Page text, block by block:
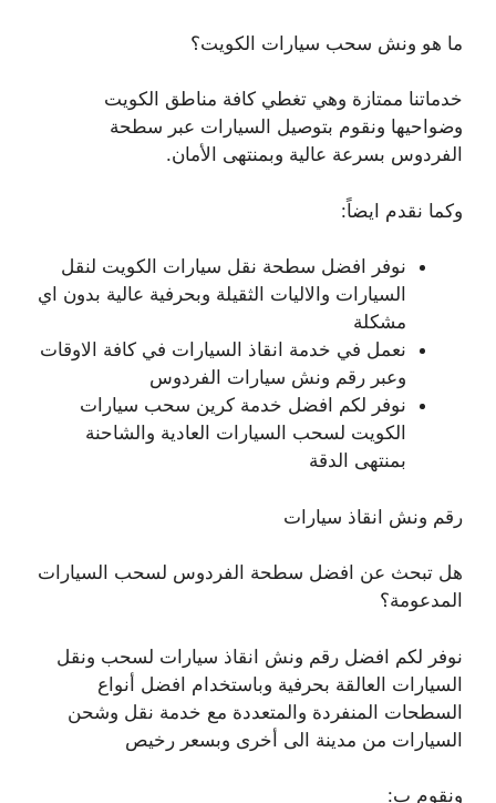
ما هو ونش سحب سيارات الكويت؟
خدماتنا ممتازة وهي تغطي كافة مناطق الكويت
وضواحيها ونقوم بتوصيل السيارات عبر سطحة
الفردوس بسرعة عالية وبمنتهى الأمان.
وكما نقدم ايضاً:
نوفر افضل سطحة نقل سيارات الكويت لنقل
السيارات والاليات الثقيلة وبحرفية عالية بدون اي
مشكلة
نعمل في خدمة انقاذ السيارات في كافة الاوقات
وعبر رقم ونش سيارات الفردوس
نوفر لكم افضل خدمة كرين سحب سيارات
الكويت لسحب السيارات العادية والشاحنة
بمنتهى الدقة
رقم ونش انقاذ سيارات
هل تبحث عن افضل سطحة الفردوس لسحب السيارات
المدعومة؟
نوفر لكم افضل رقم ونش انقاذ سيارات لسحب ونقل
السيارات العالقة بحرفية وباستخدام افضل أنواع
السطحات المنفردة والمتعددة مع خدمة نقل وشحن
السيارات من مدينة الى أخرى وبسعر رخيص
ونقوم ب: